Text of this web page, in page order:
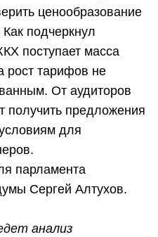
ценообразование
подчеркнул
поступает масса
рост тарифов не
От аудиторов
получить предложения
для
парламента
Сергей Алтухов.
анализ